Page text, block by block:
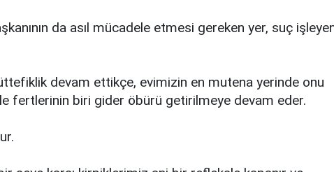
da asıl mücadele etmesi gereken yer, suç
devam ettikçe, evimizin en mutena yerinde onu
fertlerinin biri gider öbürü getirilmeye devam eder.